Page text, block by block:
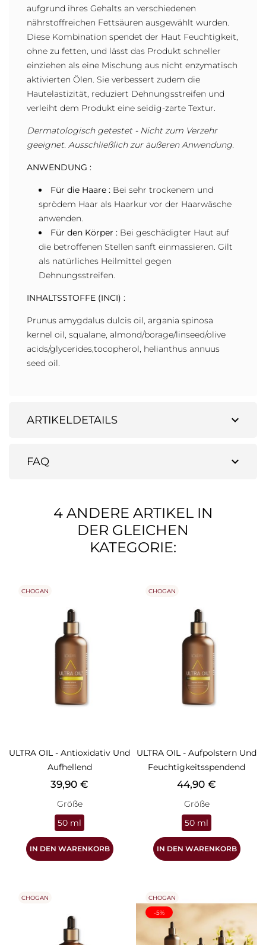
aufgrund ihres Gehalts an verschiedenen
nährstoffreichen Fettsäuren ausgewählt wurden.
Diese Kombination spendet der Haut Feuchtigkeit,
ohne zu fetten, und lässt das Produkt schneller
einziehen als eine Mischung aus nicht enzymatisch
aktivierten Ölen. Sie verbessert zudem die
Hautelastizität, reduziert Dehnungsstreifen und
verleiht dem Produkt eine seidig-zarte Textur.
Dermatologisch getestet - Nicht zum Verzehr
geeignet. Ausschließlich zur äußeren Anwendung.
ANWENDUNG :
Für die Haare : Bei sehr trockenem und
sprödem Haar als Haarkur vor der Haarwäsche
anwenden.
Für den Körper : Bei geschädigter Haut auf
die betroffenen Stellen sanft einmassieren. Gilt
als natürliches Heilmittel gegen
Dehnungsstreifen.
INHALTSSTOFFE (INCI) :
Prunus amygdalus dulcis oil, argania spinosa
kernel oil, squalane, almond/borage/linseed/olive
acids/glycerides,tocopherol, helianthus annuus
seed oil.
expand_more
ARTIKELDETAILS
expand_more
FAQ
4 ANDERE ARTIKEL IN
DER GLEICHEN
KATEGORIE:
ULTRA OIL - Antioxidativ Und
Aufhellend
Preis
39,90 €
Größe
50 ml
IN DEN WARENKORB
CHOGAN
ULTRA OIL - Aufpolstern Und
Feuchtigkeitsspendend
Preis
44,90 €
Größe
50 ml
IN DEN WARENKORB
CHOGAN
CHOGAN
CHOGAN
-5%